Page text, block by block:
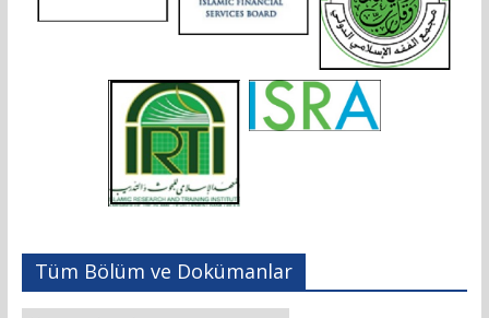
Tüm Bölüm ve Dokümanlar